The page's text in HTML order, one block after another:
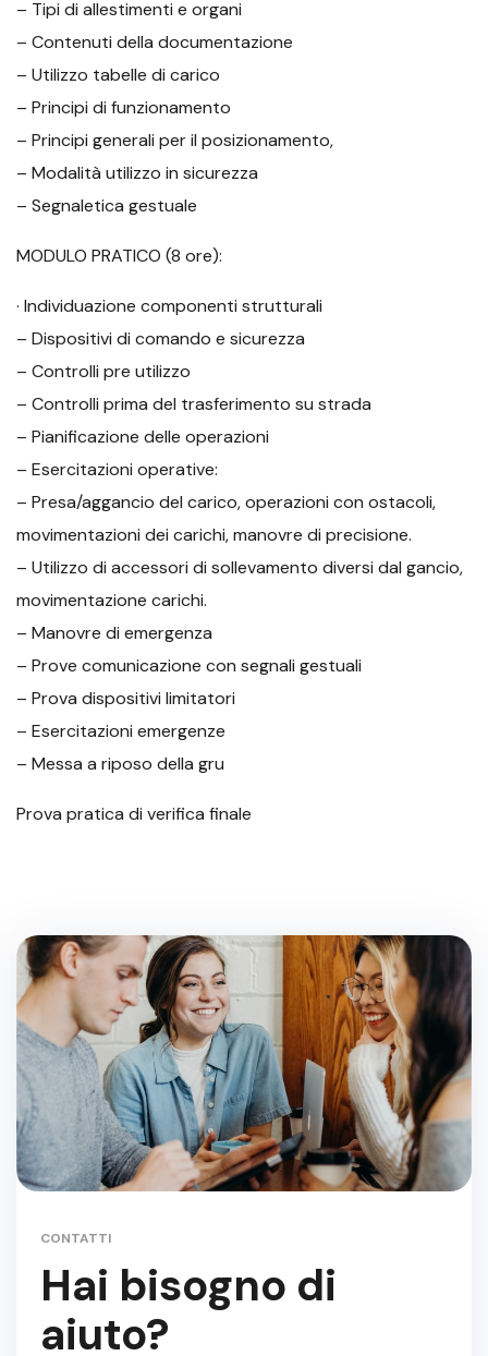
– Tipi di allestimenti e organi
– Contenuti della documentazione
– Utilizzo tabelle di carico
– Principi di funzionamento
– Principi generali per il posizionamento,
– Modalità utilizzo in sicurezza
– Segnaletica gestuale
MODULO PRATICO (8 ore):
· Individuazione componenti strutturali
– Dispositivi di comando e sicurezza
– Controlli pre utilizzo
– Controlli prima del trasferimento su strada
– Pianificazione delle operazioni
– Esercitazioni operative:
– Presa/aggancio del carico, operazioni con ostacoli,
movimentazioni dei carichi, manovre di precisione.
– Utilizzo di accessori di sollevamento diversi dal gancio,
movimentazione carichi.
– Manovre di emergenza
– Prove comunicazione con segnali gestuali
– Prova dispositivi limitatori
– Esercitazioni emergenze
– Messa a riposo della gru
Prova pratica di verifica finale
CONTATTI
Hai bisogno di
aiuto?